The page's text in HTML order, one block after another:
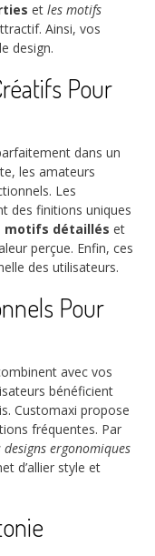
et les motifs
Ainsi, vos
design.
Pour
dans un
les amateurs
Les
des finitions uniques
motifs détaillés et
perçue. Enfin, ces
des utilisateurs.
Pour
avec vos
bénéficient
Customaxi propose
fréquentes. Par
designs ergonomiques
d’allier style et